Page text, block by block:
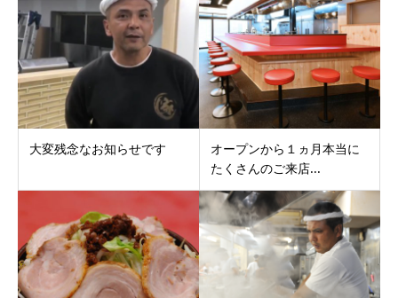
大変残念なお知らせです
オープンから１ヵ月本当に
たくさんのご来店...